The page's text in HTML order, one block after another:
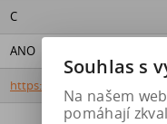
C
ANO
https://eprel.ec.europa.eu/qr/
Souhlas s
Na našem
pomáhají